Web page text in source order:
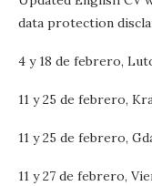
data protection
4 y 18 de febrero,
11 y 25 de febrero,
11 y 25 de febrero,
11 y 27 de febrero,